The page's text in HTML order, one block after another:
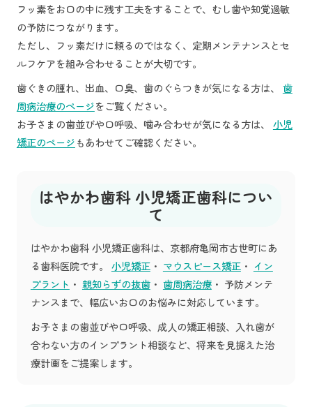
フッ素をお口の中に残す工夫をすることで、むし歯や知覚過敏
の予防につながります。
ただし、フッ素だけに頼るのではなく、定期メンテナンスとセ
ルフケアを組み合わせることが大切です。
歯ぐきの腫れ、出血、口臭、歯のぐらつきが気になる方は、 歯
周病治療のページをご覧ください。
お子さまの歯並びや口呼吸、噛み合わせが気になる方は、 小児
矯正のページもあわせてご確認ください。
はやかわ歯科 小児矯正歯科につい
て
はやかわ歯科 小児矯正歯科は、京都府亀岡市古世町にあ
る歯科医院です。 小児矯正・ マウスピース矯正・ イン
プラント ・ 親知らずの抜歯・ 歯周病治療・ 予防メンテ
ナンスまで、幅広いお口のお悩みに対応しています。
お子さまの歯並びや口呼吸、成人の矯正相談、入れ歯が
合わない方のインプラント相談など、将来を見据えた治
療計画をご提案します。